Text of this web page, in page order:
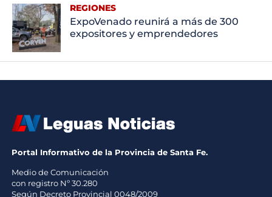
REGIONES
ExpoVenado reunirá a más de 300
expositores y emprendedores
Portal Informativo de la Provincia de Santa Fe.
Medio de Comunicación
con registro Nº 30.280
Según Decreto Provincial 0048/2009